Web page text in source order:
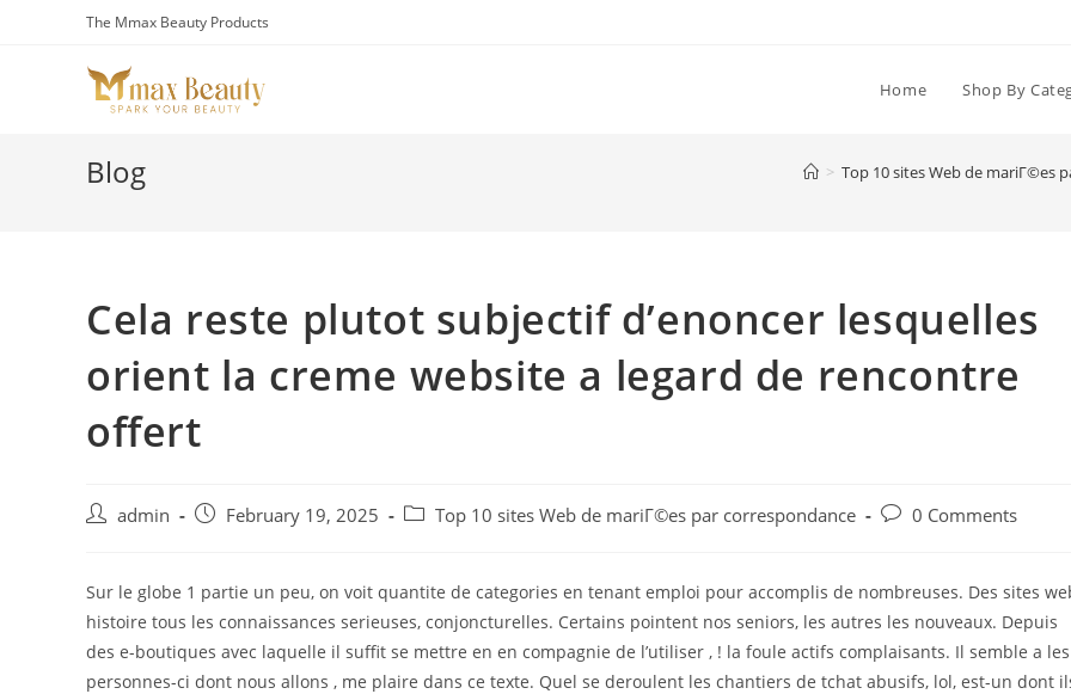
The Mmax Beauty Products
Home Shop By
Blog > Top 10 sites Web de mariГ©es
Cela reste plutot subjectif d’enoncer lesquelles
orient la creme website a legard de rencontre
offert
Postadmin
Post February 19, 2025
PostTop 10 sites Web de mariГ©es par correspondance
Post0 Comments
Sur le globe 1 partie un peu, on voit quantite de categories en tenant emploi pour accomplis de nombreuses. Des sites
histoire tous les connaissances serieuses, conjoncturelles. Certains pointent nos seniors, les autres les nouveaux. Depuis
des e-boutiques avec laquelle il suffit se mettre en en compagnie de l’utiliser , ! la foule actifs complaisants. Il semble a les
personnes-ci dont nous allons , me plaire dans ce texte. Quel se deroulent les chantiers de tchat abusifs, lol, est-un dont